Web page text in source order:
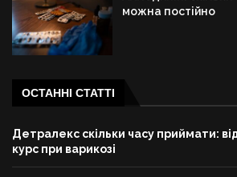
можна постійно
ОСТАННІ СТАТТІ
Детралекс скільки часу приймати:
курс при варикозі